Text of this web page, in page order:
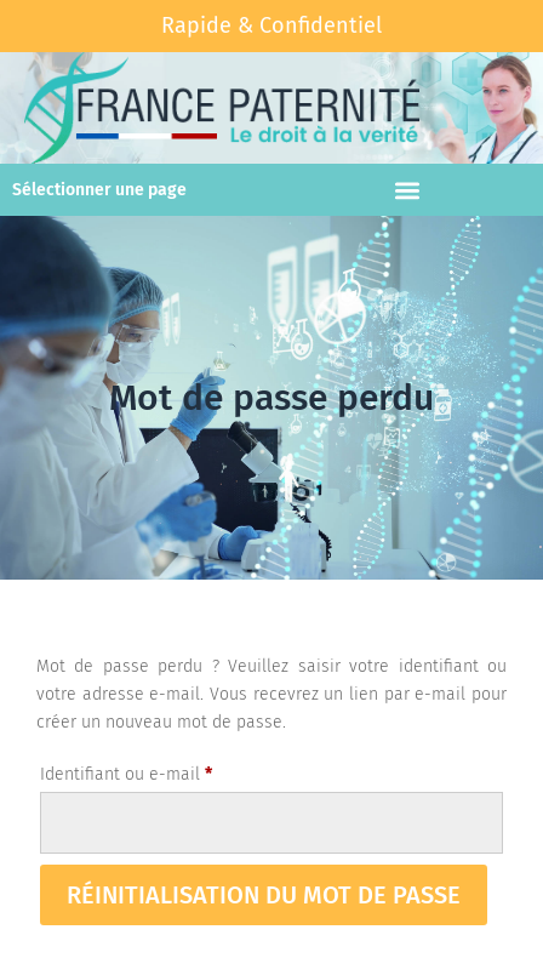
Rapide & Confidentiel
Sélectionner une page
Mot de passe perdu
Mot de passe perdu ? Veuillez saisir votre identifiant ou
votre adresse e-mail. Vous recevrez un lien par e-mail pour
créer un nouveau mot de passe.
Identifiant ou e-mail *
RÉINITIALISATION DU MOT DE PASSE